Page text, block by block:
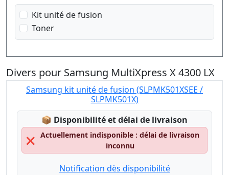
Kit unité de fusion
Toner
Divers pour Samsung MultiXpress X 4300 LX
Samsung kit unité de fusion (SLPMK501XSEE /
SLPMK501X)
📦 Lagerstatus:
Disponibilité et délai de livraison
❌
Actuellement indisponible : délai de livraison
inconnu
Notification dès disponibilité